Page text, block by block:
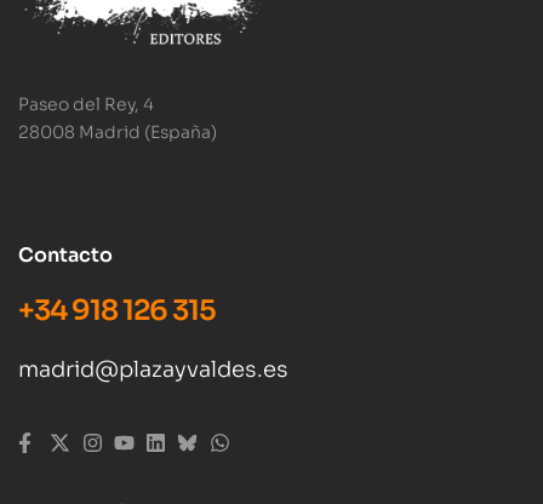
Paseo del Rey, 4
28008 Madrid (España)
Contacto
+34 918 126 315
madrid@plazayvaldes.es